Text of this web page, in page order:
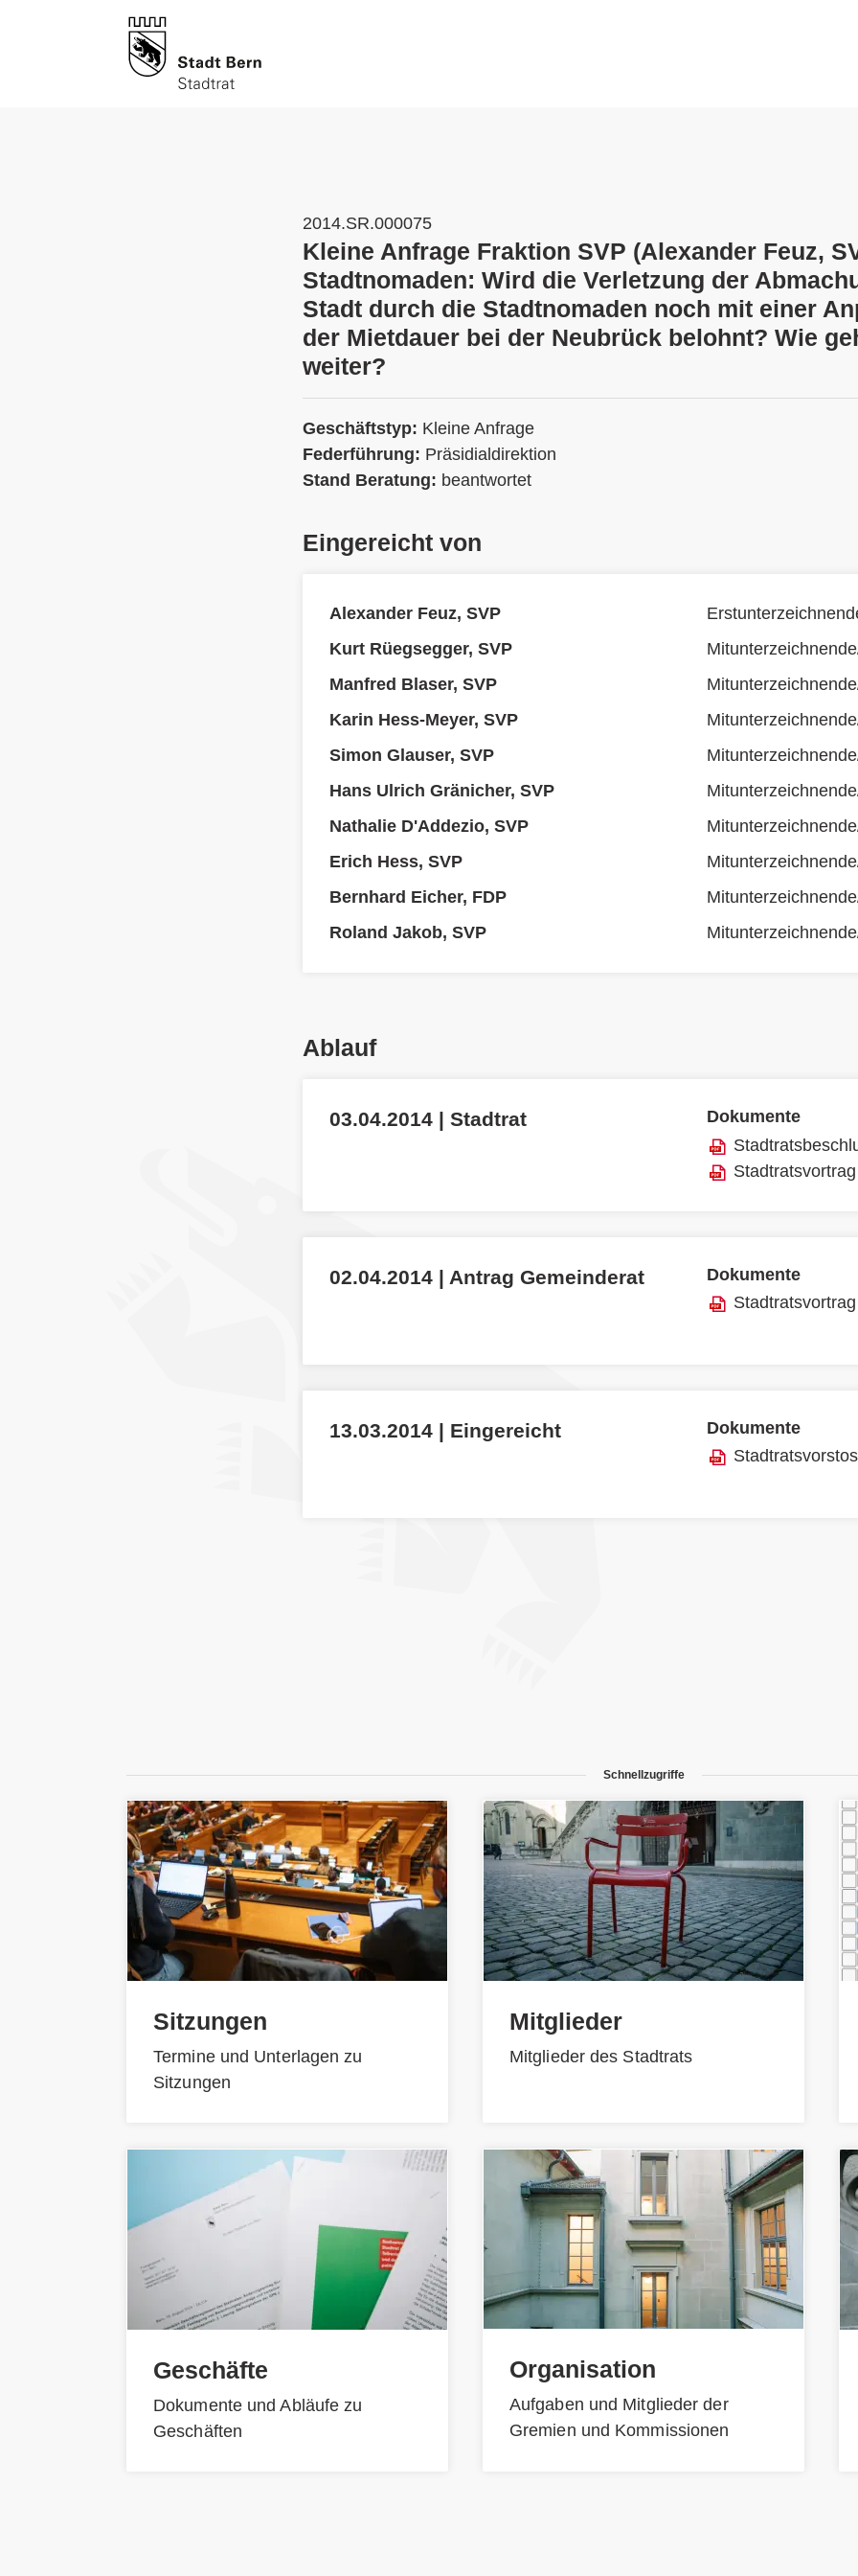
2014.SR.000075
Kleine Anfrage Fraktion SVP (Alexander Feuz,
Stadtnomaden: Wird die Verletzung der
Stadt durch die Stadtnomaden noch mit einer
der Mietdauer bei der Neubrück belohnt? Wie
weiter?
Geschäftstyp: Kleine Anfrage
Federführung: Präsidialdirektion
Stand Beratung: beantwortet
Eingereicht von
Alexander Feuz, SVP
Kurt Rüegsegger, SVP
Manfred Blaser, SVP
Karin Hess-Meyer, SVP
Simon Glauser, SVP
Hans Ulrich Gränicher, SVP
Nathalie D'Addezio, SVP
Erich Hess, SVP
Bernhard Eicher, FDP
Roland Jakob, SVP
Ablauf
03.04.2014 | Stadtrat
Dokumente
Stadtratsvortrag
02.04.2014 | Antrag Gemeinderat
Dokumente
Stadtratsvortrag
13.03.2014 | Eingereicht
Dokumente
Schnellzugriffe
Sitzungen
Termine und Unterlagen zu
Sitzungen
Geschäfte
Dokumente und Abläufe zu
Geschäften
Mitglieder
Mitglieder des Stadtrats
Organisation
Aufgaben und Mitglieder der
Gremien und Kommissionen